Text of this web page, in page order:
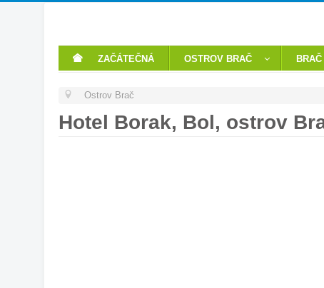
ZAČÁTEČNÁ OSTROV BRAČ
Ostrov Brač
Hotel Borak, Bol, ostrov